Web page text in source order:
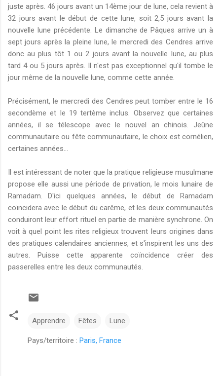
juste après. 46 jours avant un 14ème jour de lune, cela revient à
32 jours avant le début de cette lune, soit 2,5 jours avant la
nouvelle lune précédente. Le dimanche de Pâques arrive un à
sept jours après la pleine lune, le mercredi des Cendres arrive
donc au plus tôt 1 ou 2 jours avant la nouvelle lune, au plus
tard 4 ou 5 jours après. Il n'est pas exceptionnel qu'il tombe le
jour même de la nouvelle lune, comme cette année.
Précisément, le mercredi des Cendres peut tomber entre le 16
secondème et le 19 tertème inclus. Observez que certaines
années, il se télescope avec le nouvel an chinois. Jeûne
communautaire ou fête communautaire, le choix est cornélien,
certaines années...
Il est intéressant de noter que la pratique religieuse musulmane
propose elle aussi une période de privation, le mois lunaire de
Ramadam. D'ici quelques années, le début de Ramadam
coïncidera avec le début du carême, et les deux communautés
conduiront leur effort rituel en partie de manière synchrone. On
voit à quel point les rites religieux trouvent leurs origines dans
des pratiques calendaires anciennes, et s'inspirent les uns des
autres. Puisse cette apparente coïncidence créer des
passerelles entre les deux communautés.
Apprendre Fêtes Lune
Pays/territoire : Paris, France